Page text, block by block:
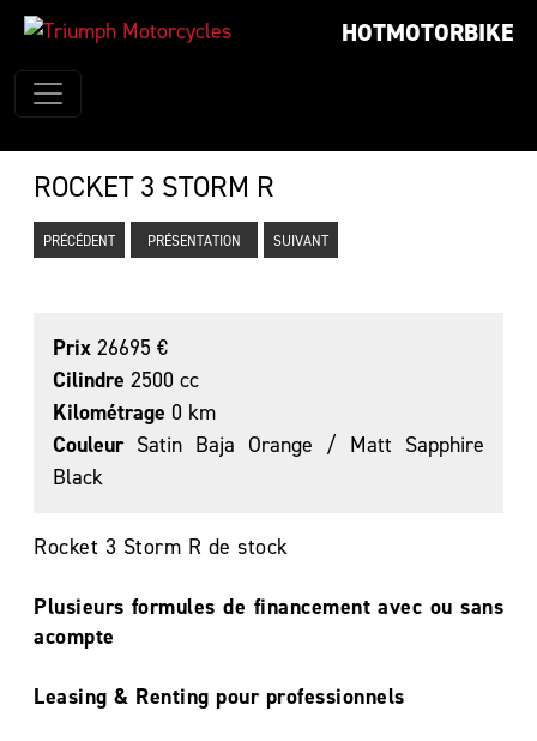
HOTMOTORBIKE
ROCKET 3 STORM R
PRÉCÉDENT PRÉSENTATION SUIVANT
Prix 26695 €
Cilindre 2500 cc
Kilométrage 0 km
CouleurSatin Baja Orange / Matt Sapphire
Black
Rocket 3 Storm R de stock
Plusieurs formules de financement avec ou sans
acompte
Leasing & Renting pour professionnels